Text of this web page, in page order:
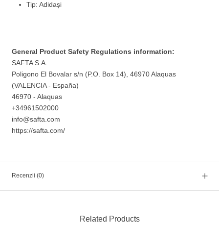
Tip: Adidași
General Product Safety Regulations information:
SAFTA S.A.
Poligono El Bovalar s/n (P.O. Box 14), 46970 Alaquas
(VALENCIA - España)
46970 - Alaquas
+34961502000
info@safta.com
https://safta.com/
Recenzii (0)
Related Products